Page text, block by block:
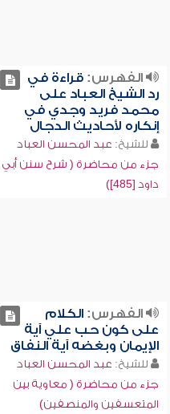
الفهرس:قراءة في
رد الشيخ العباد على
محمد فريد وجدي في
إنكاره لأحاديث الدجال
للشيخ: عبد المحسن العباد
جزء من محاضرة ( شرح سنن أبي
داود [485])
الفهرس:الكلام
على كون حب علي آية
الإيمان وبغضه آية النفاق
للشيخ: عبد المحسن العباد
جزء من محاضرة ( معاوية بين
المتعسفين والمنصفين)